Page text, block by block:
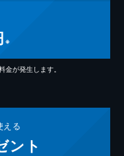
※
が発生します。
える
ント